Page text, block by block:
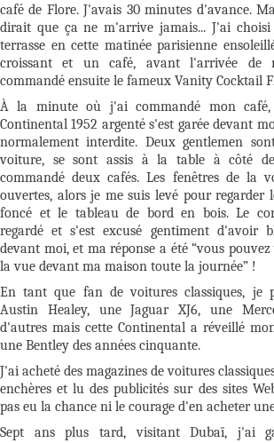
café de Flore. J'avais 30 minutes d'avance.
dirait que ça ne m'arrive jamais... J'ai
terrasse en cette matinée parisienne
croissant et un café, avant l'arrivée de
commandé ensuite le fameux Vanity Cocktail
À la minute où j'ai commandé mon café,
Continental 1952 argenté s'est garée devant
normalement interdite. Deux gentlemen
voiture, se sont assis à la table à côté
commandé deux cafés. Les fenêtres de la
ouvertes, alors je me suis levé pour regarder
foncé et le tableau de bord en bois. Le
regardé et s'est excusé gentiment d'avoir
devant moi, et ma réponse a été “vous
la vue devant ma maison toute la journée” !
En tant que fan de voitures classiques, je
Austin Healey, une Jaguar XJ6, une
d'autres mais cette Continental a réveillé
une Bentley des années cinquante.
J'ai acheté des magazines de voitures
enchères et lu des publicités sur des sites
pas eu la chance ni le courage d'en acheter
Sept ans plus tard, visitant Dubaï, j'ai